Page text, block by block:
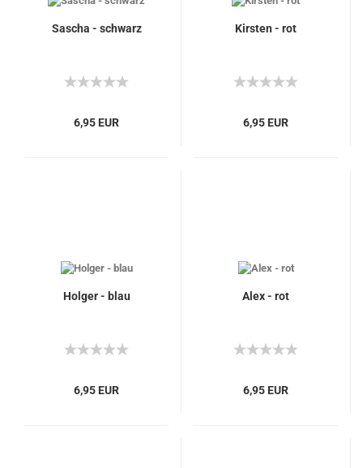
Sascha - schwarz
6,95 EUR
Kirsten - rot
6,95 EUR
Holger - blau
6,95 EUR
Alex - rot
6,95 EUR